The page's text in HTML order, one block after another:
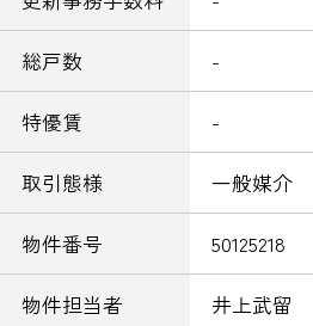
総戸数 -
特優賃 -
取引態様 一般媒介
物件番号 50125218
物件担当者 井上武留